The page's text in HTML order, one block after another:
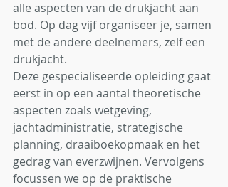
alle aspecten van de drukjacht aan
bod. Op dag vijf organiseer je, samen
met de andere deelnemers, zelf een
drukjacht.
Deze gespecialiseerde opleiding gaat
eerst in op een aantal theoretische
aspecten zoals wetgeving,
jachtadministratie, strategische
planning, draaiboekopmaak en het
gedrag van everzwijnen. Vervolgens
focussen we op de praktische